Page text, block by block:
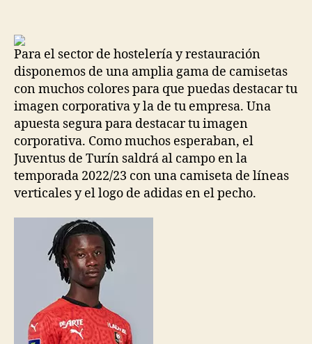
Para el sector de hostelería y restauración
disponemos de una amplia gama de camisetas
con muchos colores para que puedas destacar tu
imagen corporativa y la de tu empresa. Una
apuesta segura para destacar tu imagen
corporativa. Como muchos esperaban, el
Juventus de Turín saldrá al campo en la
temporada 2022/23 con una camiseta de líneas
verticales y el logo de adidas en el pecho.